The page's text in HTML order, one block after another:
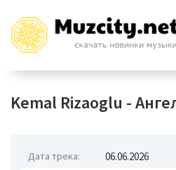
Kemal Rizaoglu -
Дата трека: 06.06.2026